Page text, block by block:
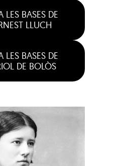
LES BASES DE
LLUCH
LES BASES DE
DE BOLÒS